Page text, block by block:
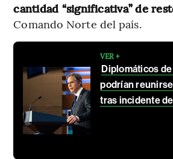
cantidad “significativa” de
Comando Norte del país.
VER +
Diplomáticos de
podrían
tras incidente